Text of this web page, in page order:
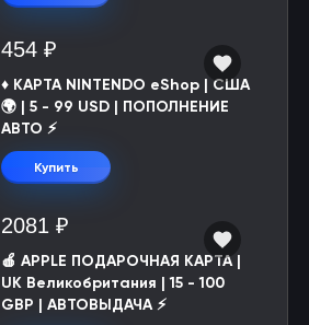
454 ₽
♦️ КАРТА NINTENDO eShop | США
🌍 | 5 - 99 USD | ПОПОЛНЕНИЕ
АВТО ⚡
Купить
2081 ₽
🍎 APPLE ПОДАРОЧНАЯ КАРТА |
UK Великобритания | 15 - 100
GBP | АВТОВЫДАЧА ⚡️